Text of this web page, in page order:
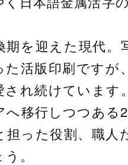
期を迎えた現代。
た活版印刷ですが
され続けています
へ移行しつつある
担った役割、職人
。